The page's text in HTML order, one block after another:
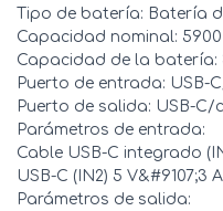
Tipo de batería: Batería
Capacidad nominal: 5900
Capacidad de la batería:
Puerto de entrada: USB-
Puerto de salida: USB-
Parámetros de entrada:
Cable USB-C integrado
USB-C (IN2) 5 V&#9107;3
Parámetros de salida: